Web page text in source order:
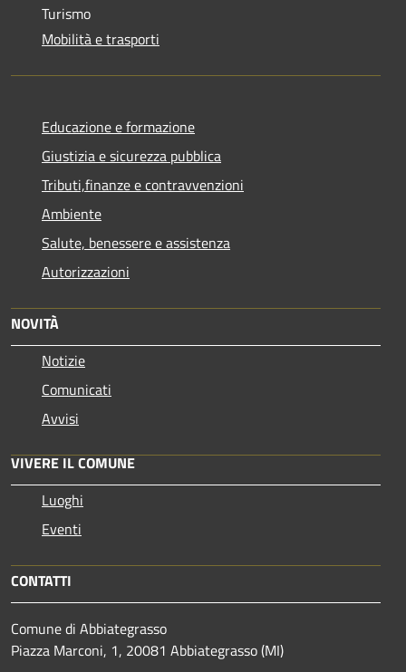
Turismo
Mobilità e trasporti
Educazione e formazione
Giustizia e sicurezza pubblica
Tributi,finanze e contravvenzioni
Ambiente
Salute, benessere e assistenza
Autorizzazioni
NOVITÀ
Notizie
Comunicati
Avvisi
VIVERE IL COMUNE
Luoghi
Eventi
CONTATTI
Comune di Abbiategrasso
Piazza Marconi, 1, 20081 Abbiategrasso (MI)